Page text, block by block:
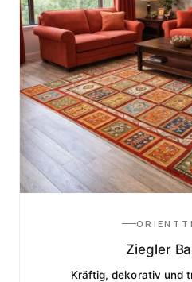
Ziegler
Kräftig, dekorativ und